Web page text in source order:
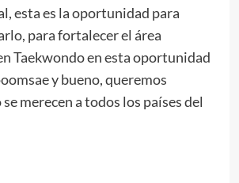
esta es la oportunidad para
para fortalecer el área
Taekwondo en esta oportunidad
y bueno, queremos
merecen a todos los países del